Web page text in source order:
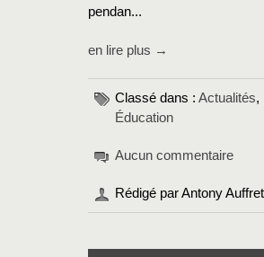
pendan...
en lire plus →
Classé dans : Actualités,
Éducation
Aucun commentaire
Rédigé par Antony Auffret